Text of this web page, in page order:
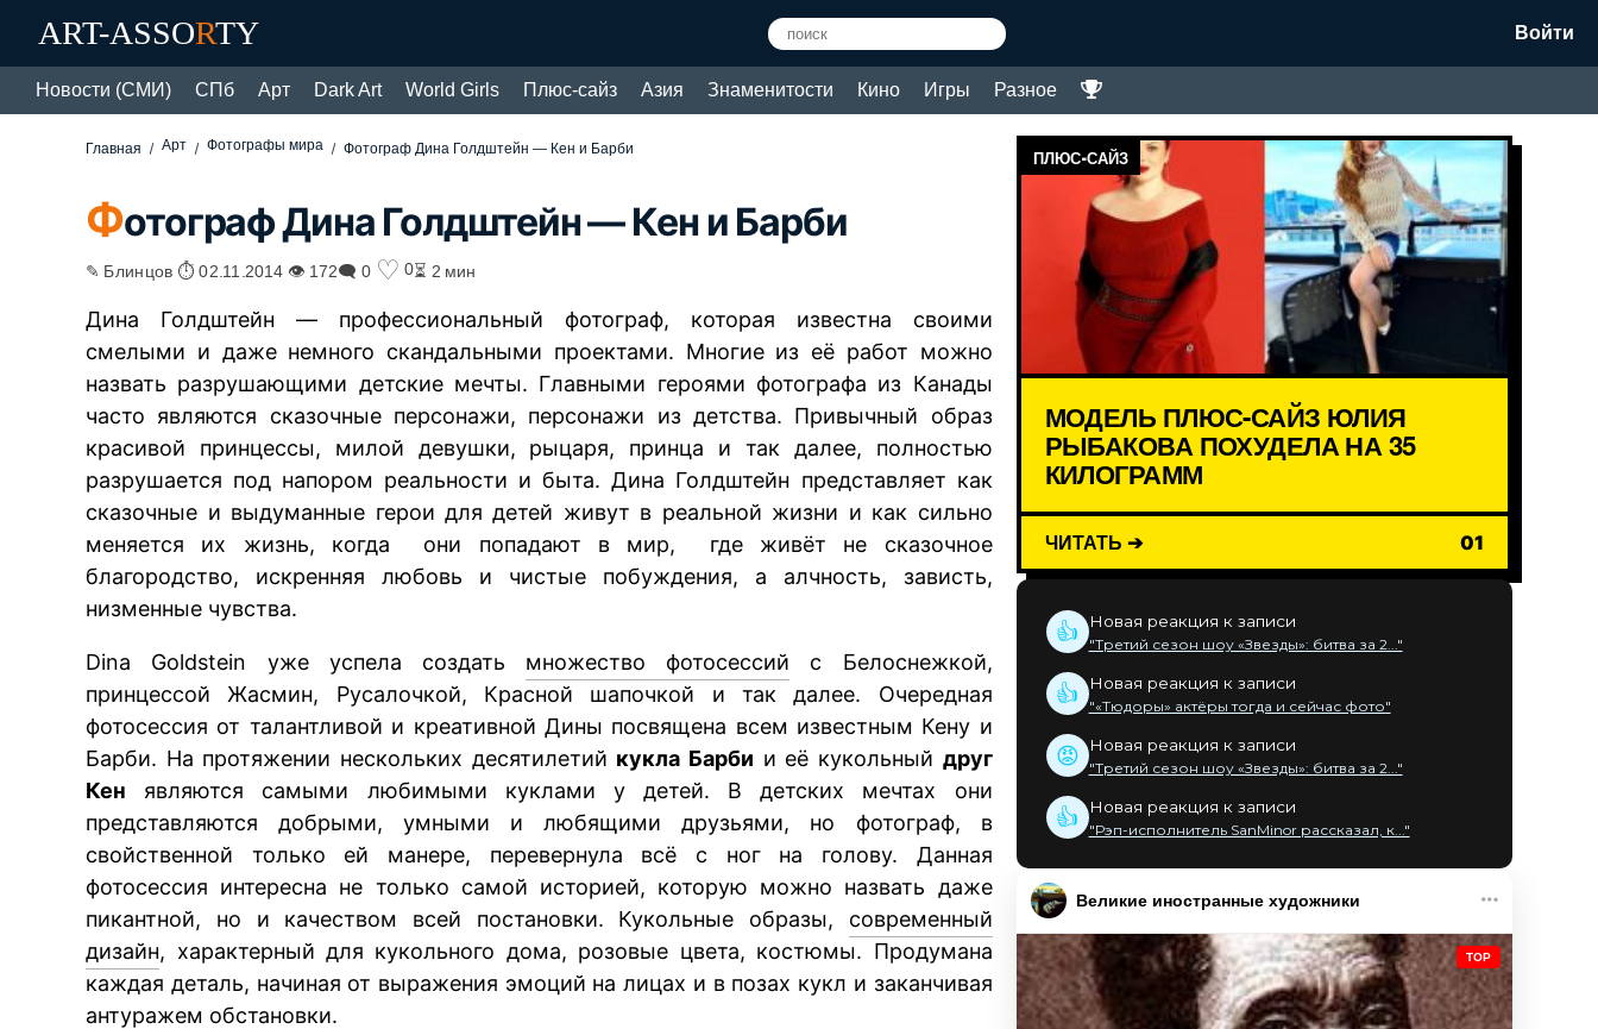
ART-ASSORTY Войти
Новости (СМИ) СПб Арт Dark Art World Girls Плюс-сайз Азия Знаменитости Кино Игры Разное
Главная Арт Фотографы мира Фотограф Дина Голдштейн — Кен и Барби
Фотограф Дина Голдштейн — Кен и Барби
✎ Блинцов ⏱ 02.11.2014 👁 172🗨 0 ♡ 0⏳ 2 мин
Дина Голдштейн — профессиональный фотограф, которая известна своими
смелыми и даже немного скандальными проектами. Многие из её работ можно
назвать разрушающими детские мечты. Главными героями фотографа из Канады
часто являются сказочные персонажи, персонажи из детства. Привычный образ
красивой принцессы, милой девушки, рыцаря, принца и так далее, полностью
разрушается под напором реальности и быта. Дина Голдштейн представляет как
сказочные и выдуманные герои для детей живут в реальной жизни и как сильно
меняется их жизнь, когда они попадают в мир, где живёт не сказочное
благородство, искренняя любовь и чистые побуждения, а алчность, зависть,
низменные чувства.
Dina Goldstein уже успела создать множество фотосессий с Белоснежкой,
принцессой Жасмин, Русалочкой, Красной шапочкой и так далее. Очередная
фотосессия от талантливой и креативной Дины посвящена всем известным Кену и
Барби. На протяжении нескольких десятилетий кукла Барби и её кукольный друг
Кен являются самыми любимыми куклами у детей. В детских мечтах они
представляются добрыми, умными и любящими друзьями, но фотограф, в
свойственной только ей манере, перевернула всё с ног на голову. Данная
фотосессия интересна не только самой историей, которую можно назвать даже
пикантной, но и качеством всей постановки. Кукольные образы, современный
дизайн, характерный для кукольного дома, розовые цвета, костюмы. Продумана
каждая деталь, начиная от выражения эмоций на лицах и в позах кукл и заканчивая
антуражем обстановки.
ПЛЮС-САЙЗ
МОДЕЛЬ ПЛЮС-САЙЗ ЮЛИЯ
РЫБАКОВА ПОХУДЕЛА НА 35
КИЛОГРАММ
ЧИТАТЬ ➔ 01
👍 Новая реакция к записи
"Третий сезон шоу «Звезды»: битва за 2..."
👍 Новая реакция к записи
"«Тюдоры» актёры тогда и сейчас фото"
😡 Новая реакция к записи
"Третий сезон шоу «Звезды»: битва за 2..."
👍 Новая реакция к записи
"Рэп-исполнитель SanMinor рассказал, к..."
Великие иностранные художники
TOP